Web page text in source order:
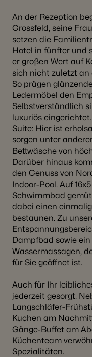
An der Rezeption
Grossfeld, seine
setzen die
Hotel in fünfter und
er großen Wert auf
sich nicht zuletzt an
So prägen
Ledermöbel den
Selbstverständlich
luxuriös
Suite: Hier ist
sorgen unter
Bettwäsche von
Darüber hinaus
den Genuss von
Indoor-Pool. Auf
Schwimmbad
dabei einen
bestaunen. Zu
Dampfbad sowie
Wassermassagen,
für Sie geöffnet ist.
Auch für Ihr
jederzeit gesorgt.
Langschläfer-
Kuchen am
Gänge-Buffet am
Küchenteam
Spezialitäten.